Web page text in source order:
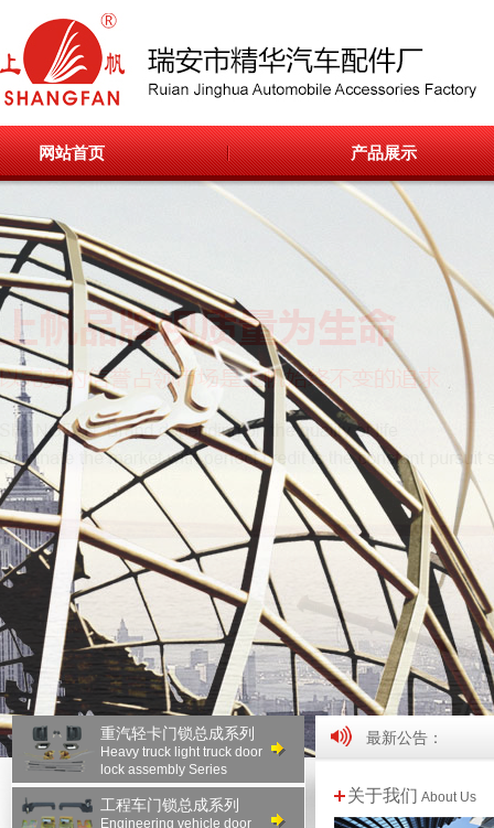
网站首页 产品展示
重汽轻卡门锁总成系列
Heavy truck light truck door
lock assembly Series
工程车门锁总成系列
Engineering vehicle door
最新公告：
关于我们 About Us